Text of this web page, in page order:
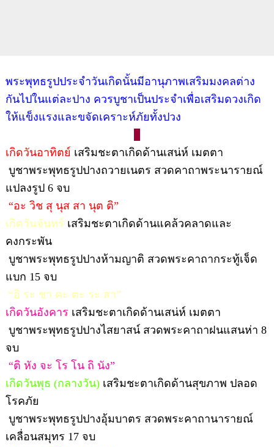
พระพุทธรูปประจำวันเกิดนั้นมีอานุภาพเสริมมงคลต่าง
กันไปในแต่ละปาง ควรบูชาเป็นประจำเพื่อเสริมดวงเกิด
ให้แข็งแรงและขจัดเคราะห์ภัยทั้งปวง
เกิดวันอาทิตย์ เสริมชะตาเกิดด้านเสน่ห์ เมตตา
บูชาพระพุทธรูปปางถวายเนตร สวดคาถาพระนารายณ์
แปลงรูป 6 จบ
“อะ วิช สุ นุส สา นุต ติ”
เกิดวันจันทร์ เสริมชะตาเกิดด้านแคล้วคลาดและ
คงกระพัน
บูชาพระพุทธรูปปางห้ามญาติ สวดพระคาถากระทู้เจ็ด
แบก 15 จบ
“อิ ระ ชา คะ ตะ ระ สา”
เกิดวันอังคาร เสริมชะตาเกิดด้านเสน่ห์ เมตตา
บูชาพระพุทธรูปปางไสยาสน์ สวดพระคาถาฝนแสนห่า 8
จบ
“ติ หัง จะ โร โน ถิ นัง”
เกิดวันพุธ (กลางวัน)เสริมชะตาเกิดด้านสุขภาพ ปลอด
โรคภัย
บูชาพระพุทธรูปปางอุ้มบาตร สวดพระคาถานารายณ์
เคลื่อนสมุทร 17 จบ